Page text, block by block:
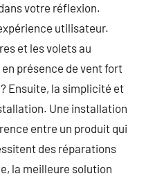
votre réflexion.
utilisateur.
et les volets au
présence de vent fort
? Ensuite, la simplicité et
Une installation
entre un produit qui
des réparations
la meilleure solution